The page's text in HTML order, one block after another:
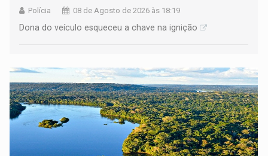
Polícia 08 de Agosto de 2026 às 18:19
Dona do veículo esqueceu a chave na ignição